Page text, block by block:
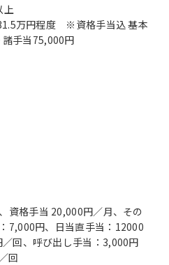
上
万円程度 ※資格手当込 基本
手当75,000円
資格手当 20,000円／月、その
7,000円、日当直手当：12000
回、呼び出し手当：3,000円
回